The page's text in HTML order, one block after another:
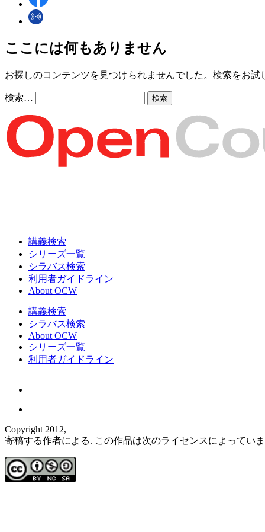
ここには何もありません
お探しのコンテンツを見つけられませんでした。検索をお試
検索…
講義検索
シリーズ一覧
シラバス検索
利用者ガイドライン
About OCW
講義検索
シラバス検索
About OCW
シリーズ一覧
利用者ガイドライン
Copyright 2012,
寄稿する作者による. この作品は次のライセンスによってい